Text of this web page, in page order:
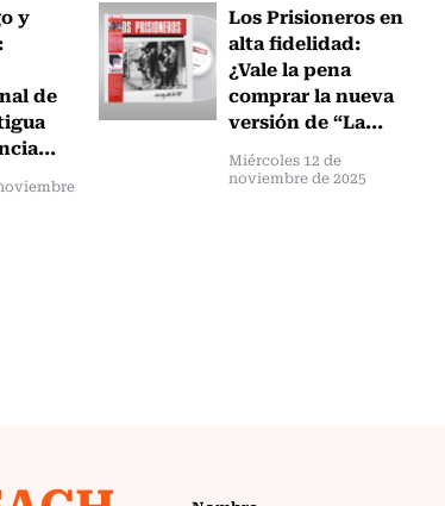
y
de
Los Prisioneros en
alta fidelidad:
¿Vale la pena
comprar la nueva
versión de “La...
Miércoles 12 de
noviembre de 2025